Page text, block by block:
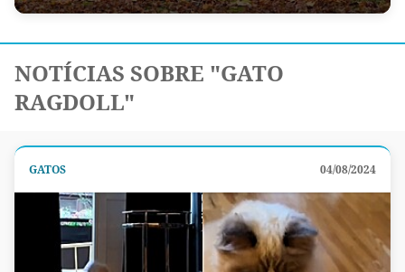
NOTÍCIAS SOBRE "GATO
RAGDOLL"
GATOS 04/08/2024